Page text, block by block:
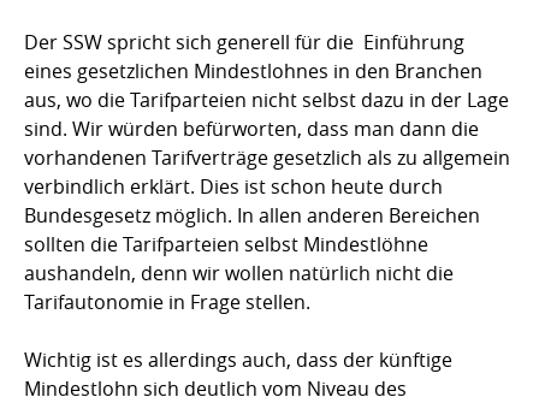
Der SSW spricht sich generell für die Einführung
eines gesetzlichen Mindestlohnes in den Branchen
aus, wo die Tarifparteien nicht selbst dazu in der Lage
sind. Wir würden befürworten, dass man dann die
vorhandenen Tarifverträge gesetzlich als zu allgemein
verbindlich erklärt. Dies ist schon heute durch
Bundesgesetz möglich. In allen anderen Bereichen
sollten die Tarifparteien selbst Mindestlöhne
aushandeln, denn wir wollen natürlich nicht die
Tarifautonomie in Frage stellen.
Wichtig ist es allerdings auch, dass der künftige
Mindestlohn sich deutlich vom Niveau des